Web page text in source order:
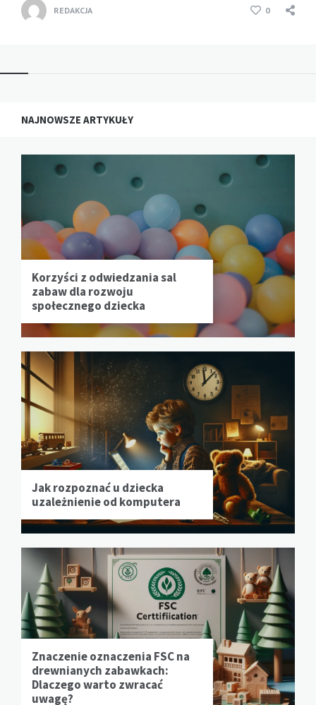
REDAKCJA 0
NAJNOWSZE ARTYKUŁY
Korzyści z odwiedzania sal
zabaw dla rozwoju
społecznego dziecka
Jak rozpoznać u dziecka
uzależnienie od komputera
Znaczenie oznaczenia FSC na
drewnianych zabawkach:
Dlaczego warto zwracać
uwagę?